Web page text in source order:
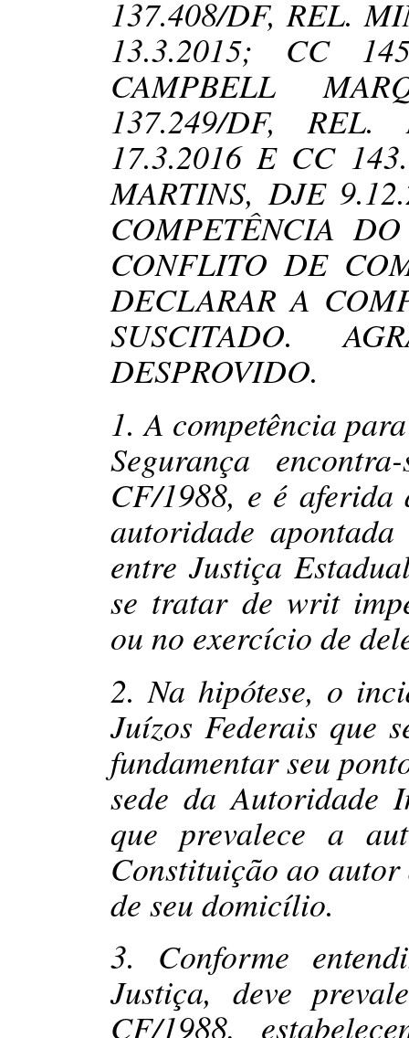
137.408/DF, REL.
13.3.2015; CC
CAMPBELL
137.249/DF,
17.3.2016 E CC
MARTINS, DJE
COMPETÊNCIA
CONFLITO DE
DECLARAR A
SUSCITADO.
DESPROVIDO.
1. A competência
Segurança
CF/1988, e é
autoridade
entre Justiça
se tratar de writ
ou no exercício de
2. Na hipótese, o
Juízos Federais que
fundamentar seu
sede da Autoridade
que prevalece a
Constituição ao
de seu domicílio.
3. Conforme
Justiça, deve
CF/1988,